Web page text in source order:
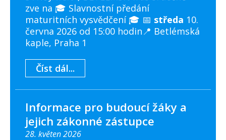
zve na 🎓 Slavnostní předání
maturitních vysvědčení 🎓 📅 středa 10.
června 2026 od 15:00 hodin📍 Betlémská
kaple, Praha 1
Číst dál...
Informace pro budoucí žáky a
jejich zákonné zástupce
28. květen 2026